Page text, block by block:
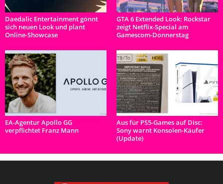
Daedalic Entertainment gönnt
sich neuen Look und plant
Online-Showcase
GTA 6 Extended Look: Rockstar
zeigt Netflix-Special am
Gamescom-Donnerstag
EA-Agentur Apollo GG
verpflichtet Franz Mann
Aus für PS5-Games auf Disc:
Sony warnt Konsolen-Käufer
(Update)